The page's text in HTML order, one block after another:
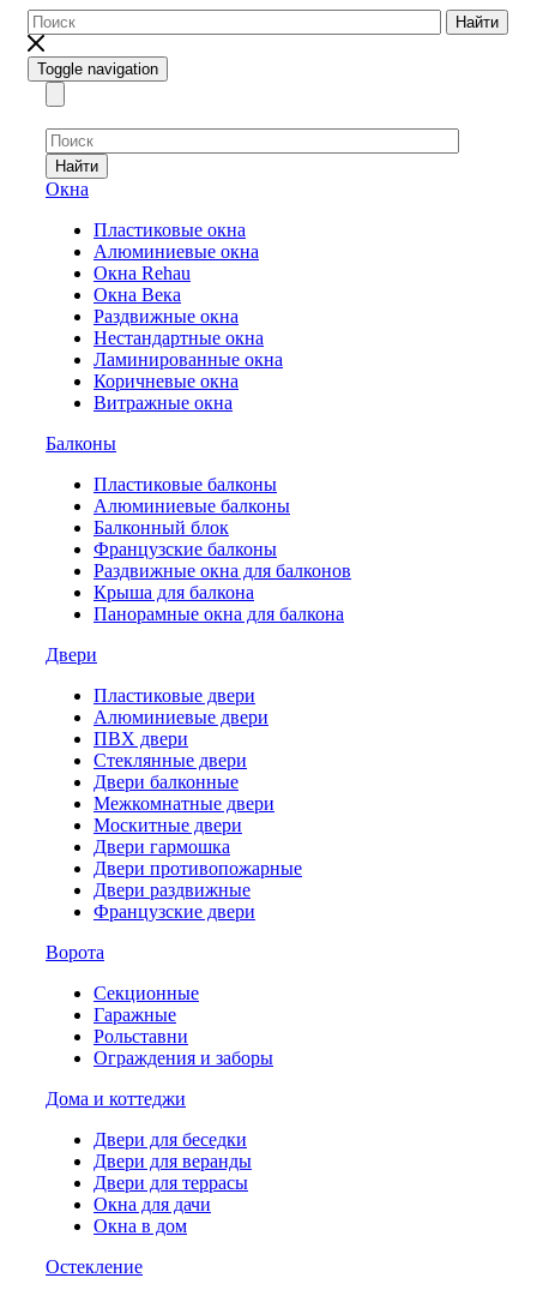
Найти
Toggle navigation
Найти
Окна
Пластиковые окна
Алюминиевые окна
Окна Rehau
Окна Века
Раздвижные окна
Нестандартные окна
Ламинированные окна
Коричневые окна
Витражные окна
Балконы
Пластиковые балконы
Алюминиевые балконы
Балконный блок
Французские балконы
Раздвижные окна для балконов
Крыша для балкона
Панорамные окна для балкона
Двери
Пластиковые двери
Алюминиевые двери
ПВХ двери
Стеклянные двери
Двери балконные
Межкомнатные двери
Москитные двери
Двери гармошка
Двери противопожарные
Двери раздвижные
Французские двери
Ворота
Секционные
Гаражные
Рольставни
Ограждения и заборы
Дома и коттеджи
Двери для беседки
Двери для веранды
Двери для террасы
Окна для дачи
Окна в дом
Остекление